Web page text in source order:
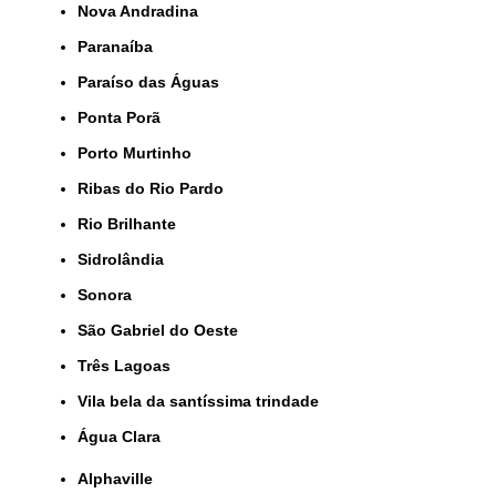
Nova Andradina
Paranaíba
Paraíso das Águas
Ponta Porã
Porto Murtinho
Ribas do Rio Pardo
Rio Brilhante
Sidrolândia
Sonora
São Gabriel do Oeste
Três Lagoas
Vila bela da santíssima trindade
Água Clara
Alphaville